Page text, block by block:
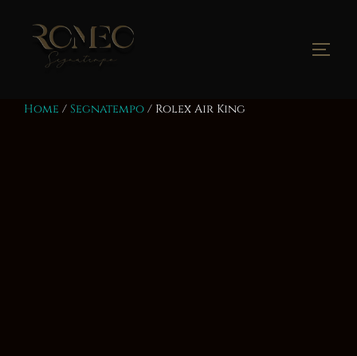
contenuto
Home / Segnatempo / Rolex Air King